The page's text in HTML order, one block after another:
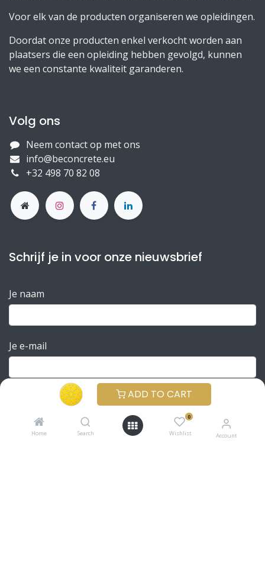
ADD TO CART
Home Search
0
Wishlist Account
Voor elk van de producten organiseren we opleidingen.
Doordat onze producten enkel verkocht worden aan
plaatsers die een opleiding hebben gevolgd, kunnen
we een constante kwaliteit garanderen.
Volg ons
Neem contact op met ons
info@beconcrete.eu
+32 498 70 82 08
Schrijf je in voor onze nieuwsbrief
Je naam
Je e-mail
Bedrijfsnaam